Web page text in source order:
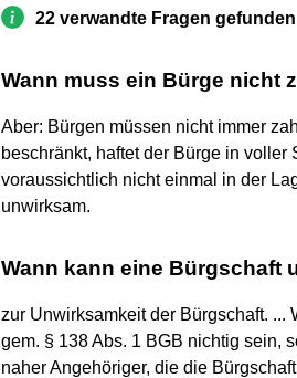
22 verwandte Fragen gefunden
Wann muss ein Bürge nicht
Aber: Bürgen müssen nicht immer
beschränkt, haftet der Bürge in
voraussichtlich nicht einmal in der
unwirksam.
Wann kann eine Bürgschaft
zur Unwirksamkeit der Bürgschaft.
gem. § 138 Abs. 1 BGB nichtig sein,
naher Angehöriger, die die